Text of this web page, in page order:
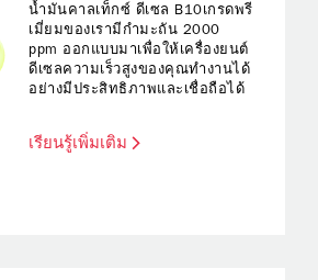
น้ำมันคาลเท็กซ์ ดีเซล B10เกรดพรี
เมี่ยมของเรามีกำมะถัน 2000
ppm ออกแบบมาเพื่อให้เครื่องยนต์
ดีเซลความเร็วสูงของคุณทำงานได้
อย่างมีประสิทธิภาพและเชื่อถือได้
เรียนรู้เพิ่มเติม